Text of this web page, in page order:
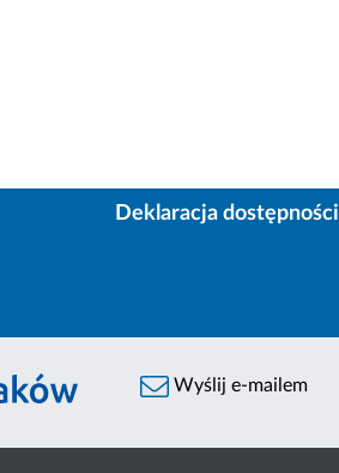
Deklaracja dostępności
Wyślij e-mailem